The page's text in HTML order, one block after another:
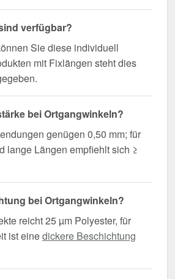
verfügbar?
Sie diese individuell
mit Fixlängen steht dies
bei Ortgangwinkeln?
genügen 0,50 mm; für
lange Längen empfiehlt sich ≥
bei Ortgangwinkeln?
reicht 25 µm Polyester, für
ist einedickere Beschichtung